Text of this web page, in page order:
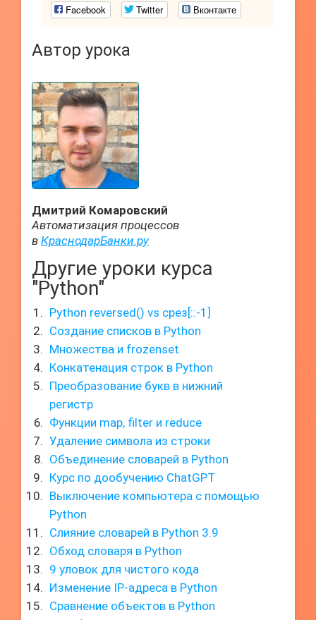
Facebook Twitter Вконтакте
Автор урока
Дмитрий Комаровский
Автоматизация процессов
в КраснодарБанки.ру
Другие уроки курса
"Python"
Python reversed() vs срез[::-1]
Создание списков в Python
Множества и frozenset
Конкатенация строк в Python
Преобразование букв в нижний
регистр
Функции map, filter и reduce
Удаление символа из строки
Объединение словарей в Python
Курс по дообучению ChatGPT
Выключение компьютера с помощью
Python
Слияние словарей в Python 3.9
Обход словаря в Python
9 уловок для чистого кода
Изменение IP-адреса в Python
Сравнение объектов в Python